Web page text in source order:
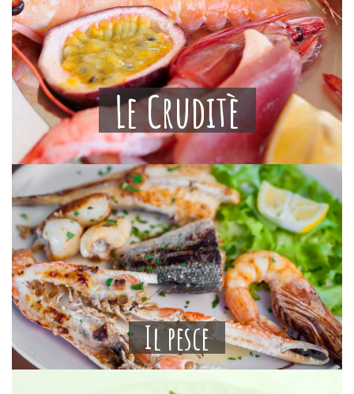
Le Cruditè
Il pesce